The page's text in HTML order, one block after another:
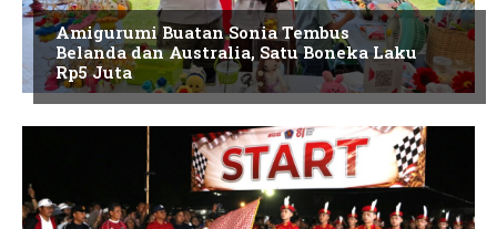
Amigurumi Buatan Sonia Tembus
Belanda dan Australia, Satu Boneka Laku
Rp5 Juta